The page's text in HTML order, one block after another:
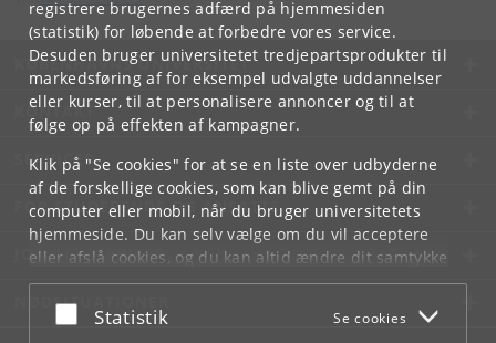
registrere brugernes adfærd på hjemmesiden
(statistik) for løbende at forbedre vores service.
Desuden bruger universitetet tredjepartsprodukter til
markedsføring af for eksempel udvalgte uddannelser
eller kurser, til at personalisere annoncer og til at
følge op på effekten af kampagner.
Klik på "Se cookies" for at se en liste over udbyderne
af de forskellige cookies, som kan blive gemt på din
computer eller mobil, når du bruger universitetets
hjemmeside. Du kan selv vælge om du vil acceptere
eller afslå cookies, og du kan altid ændre dit samtykke
underCookie- og privatlivspolitiksom du finder i
bunden af hver side.
Acceptér eller afslå
Statistik Se cookies
KØBENHAVNS UNIVERSITET
KONTAKT
SERVICES
FOR STUDERENDE OG ANSATTE
JOB OG KARRIERE
NØDSITUATIONER